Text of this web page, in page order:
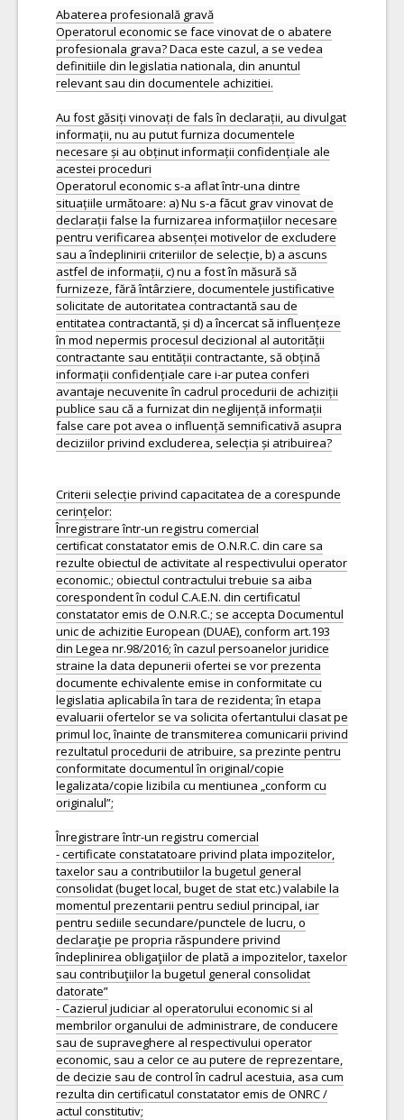
Abaterea profesională gravă
Operatorul economic se face vinovat de o abatere
profesionala grava? Daca este cazul, a se vedea
definitiile din legislatia nationala, din anuntul
relevant sau din documentele achizitiei.
Au fost găsiți vinovați de fals în declarații, au divulgat
informații, nu au putut furniza documentele
necesare și au obținut informații confidențiale ale
acestei proceduri
Operatorul economic s-a aflat într-una dintre
situațiile următoare: a) Nu s-a făcut grav vinovat de
declarații false la furnizarea informațiilor necesare
pentru verificarea absenței motivelor de excludere
sau a îndeplinirii criteriilor de selecție, b) a ascuns
astfel de informații, c) nu a fost în măsură să
furnizeze, fără întârziere, documentele justificative
solicitate de autoritatea contractantă sau de
entitatea contractantă, și d) a încercat să influențeze
în mod nepermis procesul decizional al autorității
contractante sau entității contractante, să obțină
informații confidențiale care i-ar putea conferi
avantaje necuvenite în cadrul procedurii de achiziții
publice sau că a furnizat din neglijență informații
false care pot avea o influență semnificativă asupra
deciziilor privind excluderea, selecția și atribuirea?
Criterii selecție privind capacitatea de a corespunde
cerințelor:
Înregistrare într-un registru comercial
certificat constatator emis de O.N.R.C. din care sa
rezulte obiectul de activitate al respectivului operator
economic.; obiectul contractului trebuie sa aiba
corespondent în codul C.A.E.N. din certificatul
constatator emis de O.N.R.C.; se accepta Documentul
unic de achizitie European (DUAE), conform art.193
din Legea nr.98/2016; în cazul persoanelor juridice
straine la data depunerii ofertei se vor prezenta
documente echivalente emise in conformitate cu
legislatia aplicabila în tara de rezidenta; în etapa
evaluarii ofertelor se va solicita ofertantului clasat pe
primul loc, înainte de transmiterea comunicarii privind
rezultatul procedurii de atribuire, sa prezinte pentru
conformitate documentul în original/copie
legalizata/copie lizibila cu mentiunea „conform cu
originalul”;
Înregistrare într-un registru comercial
- certificate constatatoare privind plata impozitelor,
taxelor sau a contributiilor la bugetul general
consolidat (buget local, buget de stat etc.) valabile la
momentul prezentarii pentru sediul principal, iar
pentru sediile secundare/punctele de lucru, o
declaraţie pe propria răspundere privind
îndeplinirea obligaţiilor de plată a impozitelor, taxelor
sau contribuţiilor la bugetul general consolidat
datorate”
- Cazierul judiciar al operatorului economic si al
membrilor organului de administrare, de conducere
sau de supraveghere al respectivului operator
economic, sau a celor ce au putere de reprezentare,
de decizie sau de control în cadrul acestuia, asa cum
rezulta din certificatul constatator emis de ONRC /
actul constitutiv;